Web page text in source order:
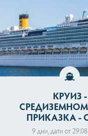
КРУИЗ -
ПРИКАЗКА -
9 дни,дати от